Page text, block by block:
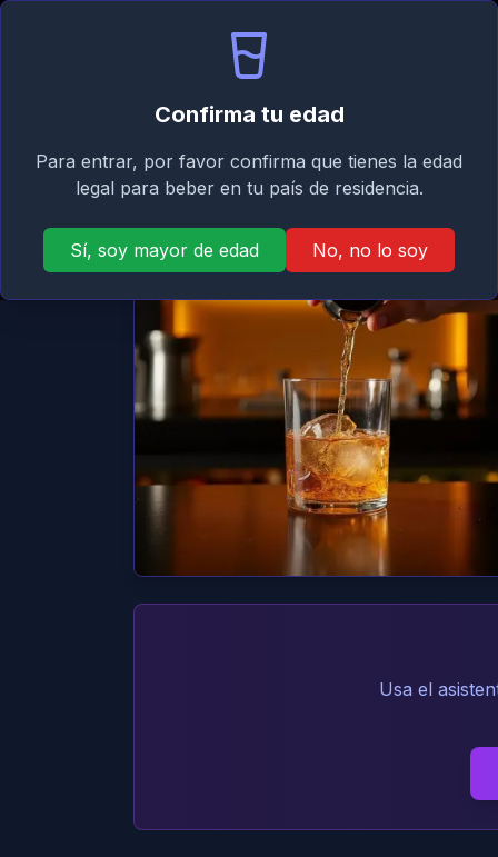
Confirma tu edad
Para entrar, por favor confirma que tienes la edad
legal para beber en tu país de residencia.
Sí, soy mayor de edad No, no lo soy
Atrás
Usa el